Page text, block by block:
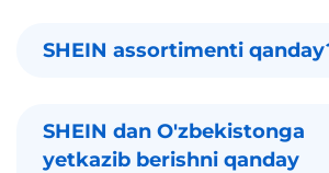
SHEIN assortimenti
SHEIN dan O'zbekistonga
yetkazib berishni qanday